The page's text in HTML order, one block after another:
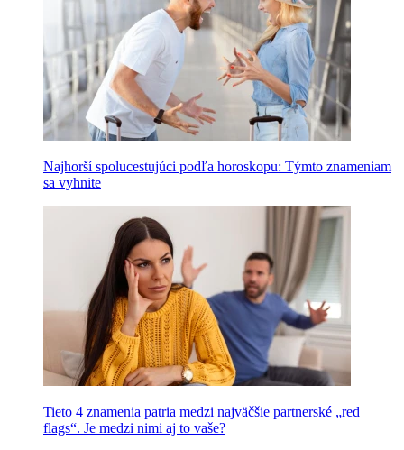
Najhorší spolucestujúci podľa horoskopu: Týmto znameniam
sa vyhnite
Tieto 4 znamenia patria medzi najväčšie partnerské „red
flags“. Je medzi nimi aj to vaše?